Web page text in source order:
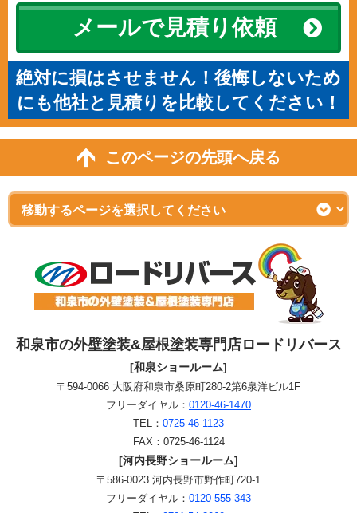
メールで見積り依頼
絶対に損はさせません！後悔しないため
にも他社と見積りを比較してください！
このページの先頭へ戻る
和泉市の外壁塗装&屋根塗装専門店ロードリバース
[和泉ショールーム]
〒594-0066 大阪府和泉市桑原町280-2第6泉洋ビル1F
フリーダイヤル： 0120-46-1470
TEL： 0725-46-1123
FAX：0725-46-1124
[河内長野ショールーム]
〒586-0023 河内長野市野作町720-1
フリーダイヤル： 0120-555-343